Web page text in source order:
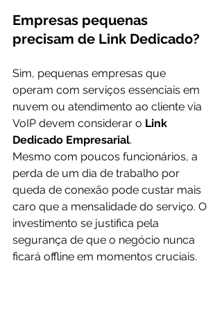
Empresas pequenas
precisam de Link Dedicado?
Sim, pequenas empresas que
operam com serviços essenciais em
nuvem ou atendimento ao cliente via
VoIP devem considerar o Link
Dedicado Empresarial.
Mesmo com poucos funcionários, a
perda de um dia de trabalho por
queda de conexão pode custar mais
caro que a mensalidade do serviço. O
investimento se justifica pela
segurança de que o negócio nunca
ficará offline em momentos cruciais.